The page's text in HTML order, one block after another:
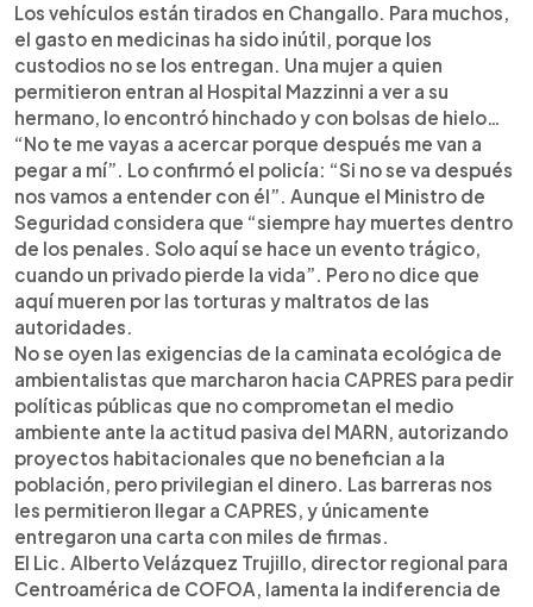
Los vehículos están tirados en Changallo. Para muchos,
el gasto en medicinas ha sido inútil, porque los
custodios no se los entregan. Una mujer a quien
permitieron entran al Hospital Mazzinni a ver a su
hermano, lo encontró hinchado y con bolsas de hielo…
“No te me vayas a acercar porque después me van a
pegar a mí”. Lo confirmó el policía: “Si no se va después
nos vamos a entender con él”. Aunque el Ministro de
Seguridad considera que “siempre hay muertes dentro
de los penales. Solo aquí se hace un evento trágico,
cuando un privado pierde la vida”. Pero no dice que
aquí mueren por las torturas y maltratos de las
autoridades.
No se oyen las exigencias de la caminata ecológica de
ambientalistas que marcharon hacia CAPRES para pedir
políticas públicas que no comprometan el medio
ambiente ante la actitud pasiva del MARN, autorizando
proyectos habitacionales que no benefician a la
población, pero privilegian el dinero. Las barreras nos
les permitieron llegar a CAPRES, y únicamente
entregaron una carta con miles de firmas.
El Lic. Alberto Velázquez Trujillo, director regional para
Centroamérica de COFOA, lamenta la indiferencia de